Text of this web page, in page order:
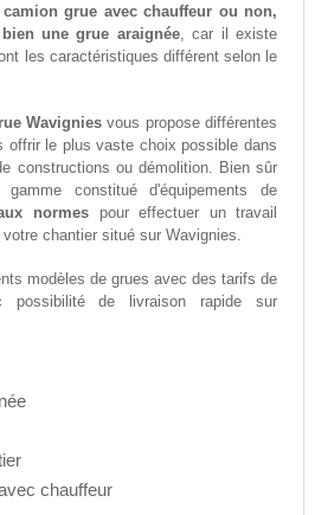
grue avec chauffeur ou non,
une grue araignée, car il existe
les caractéristiques différent selon le
Wavignies vous propose différentes
offrir le plus vaste choix possible dans
constructions ou démolition. Bien sûr
constitué d'équipements de
normes pour effectuer un travail
chantier situé sur Wavignies.
modèles de grues avec des tarifs de
possibilité de livraison rapide sur
chauffeur